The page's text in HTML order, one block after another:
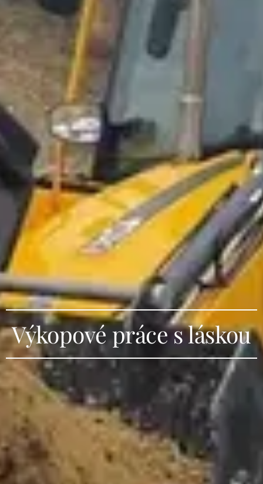
Výkopové práce s láskou